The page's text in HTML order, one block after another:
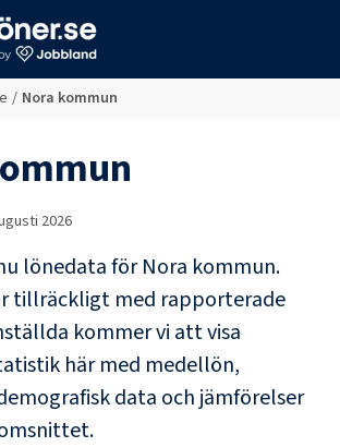
/ Nora kommun
2026
lönedata förNora kommun.
tillräckligt med rapporterade
kommer vi att visa
här med medellön,
data och jämförelser